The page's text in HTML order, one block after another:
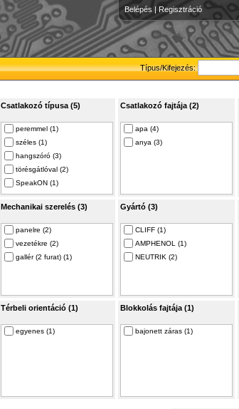
Belépés | Regisztráció
Típus/Kifejezés:
Csatlakozó típusa (5)
peremmel (1)
széles (1)
hangszóró (3)
törésgátlóval (2)
SpeakON (1)
Csatlakozó fajtája (2)
apa (4)
anya (3)
Mechanikai szerelés (3)
panelre (2)
vezetékre (2)
gallér (2 furat) (1)
Gyártó (3)
CLIFF (1)
AMPHENOL (1)
NEUTRIK (2)
Térbeli orientáció (1)
egyenes (1)
Blokkolás fajtája (1)
bajonett záras (1)